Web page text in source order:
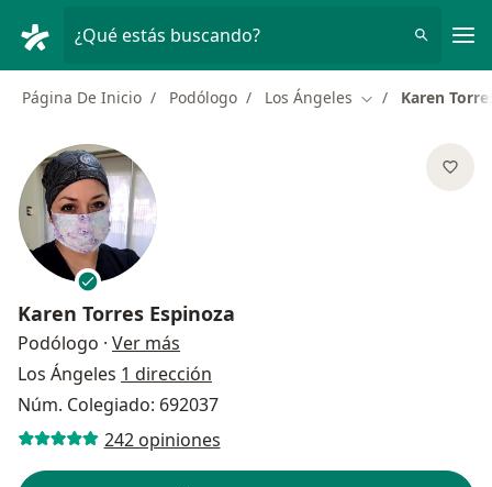
¿Qué estás buscando?
Página De Inicio Podólogo Los Ángeles Cambiar de
Karen
Karen Torres Espinoza
Podólogo · Ver más
Los Ángeles 1 dirección
Núm. Colegiado: 692037
242 opiniones